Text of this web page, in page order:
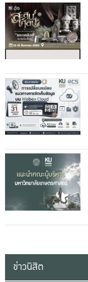
ข่าวนิสิต